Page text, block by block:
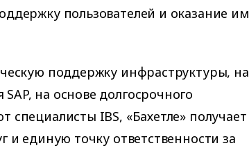
пользователей и оказание им
поддержку инфраструктуры, на
на основе долгосрочного
специалисты IBS, «Бахетле» получает
и единую точку ответственности за